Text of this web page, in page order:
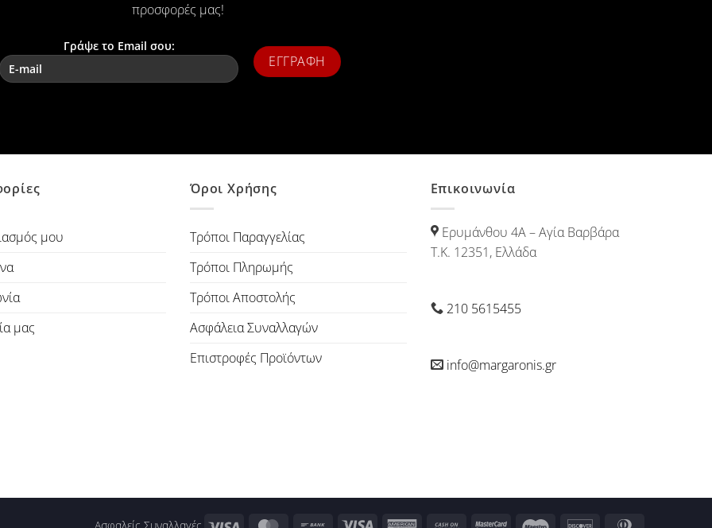
προσφορές μας!
Γράψε το Email σου:
μου
μας
Όροι Χρήσης
Τρόποι Παραγγελίας
Τρόποι Πληρωμής
Τρόποι Αποστολής
Ασφάλεια Συναλλαγών
Επιστροφές Προϊόντων
Επικοινωνία
Ερυμάνθου 4Α – Αγία Βαρβάρα
Τ.Κ. 12351, Ελλάδα
210 5615455
info@margaronis.gr
Visa MasterCardBank Visa American Cash MasterCardMaestro Discover